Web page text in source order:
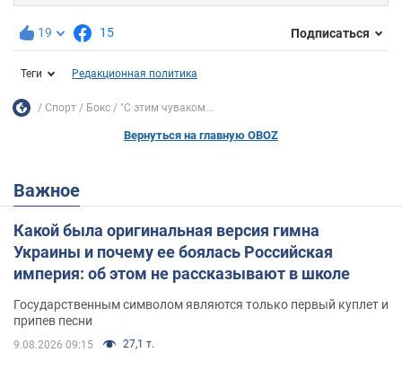
19 15 Подписаться
Теги Редакционная политика
Спорт Бокс "С этим чуваком...
Вернуться на главную OBOZ
Важное
Какой была оригинальная версия гимна
Украины и почему ее боялась Российская
империя: об этом не рассказывают в школе
Государственным символом являются только первый куплет и
припев песни
9.08.2026 09:15 27,1 т.